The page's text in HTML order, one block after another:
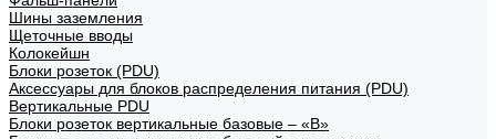
Шины заземления
Щеточные вводы
Колокейшн
Блоки розеток (PDU)
Аксессуары для блоков распределения питания (PDU)
Вертикальные PDU
Блоки розеток вертикальные базовые – «В»